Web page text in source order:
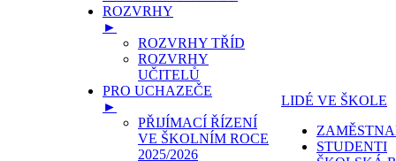
ROZVRHY
►
ROZVRHY TŘÍD
ROZVRHY
UČITELŮ
PRO UCHAZEČE
►
PŘIJÍMACÍ ŘÍZENÍ
VE ŠKOLNÍM ROCE
2025/2026
LIDÉ VE ŠKOLE
STUDENTI